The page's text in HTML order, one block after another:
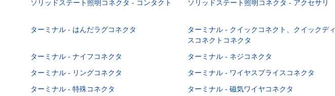
ソリッドステート照明コネクタ - コンタクト
ソリッドステート照明コネクタ - アクセサリ
ターミナル - はんだラグコネクタ
ターミナル - クイックコネクト、クイックディ
スコネクトコネクタ
ターミナル - ナイフコネクタ ターミナル - ネジコネクタ
ターミナル - リングコネクタ
ターミナル - ワイヤスプライスコネクタ
ターミナル - 特殊コネクタ
ターミナル - 磁気ワイヤコネクタ